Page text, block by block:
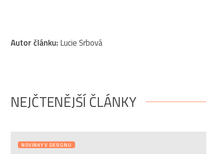
Autor článku: Lucie Srbová
NEJČTENĚJŠÍ ČLÁNKY
NOVINKY V DESIGNU